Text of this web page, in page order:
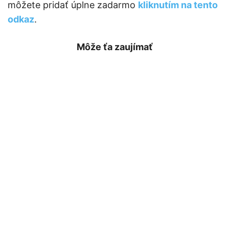
môžete pridať úplne zadarmo kliknutím na tento
odkaz.
Môže ťa zaujímať